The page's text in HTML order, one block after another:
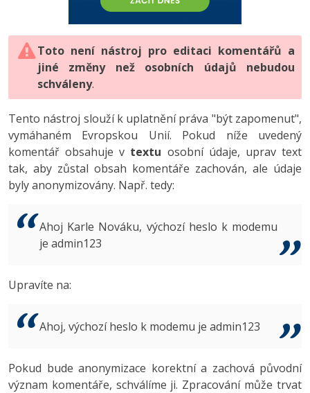
HTML5, CSS3, Bootstrap, SEO
SQL a databáze
Testování a verzování
UML a návrhové vzory
React
Spring
ASP.NET MVC
Best practices
PHP
JavaScript
Python
HTML / CSS
UML a návrhové vzory
MySQL/MariaDB
MS-SQL
Vývojář mobilních aplikací
C# Game developer
Tester
Systémový administrátor
3D grafik
Copywriter
WordPress specialista
-80%
JavaScript -80%
PHP -80%
Swift -80%
Kotlin -80%
VB.NET
Algoritmy -41%
Umělá inteligence (AI) -10%
Digitální gramotnost
Marketing
WordPress
SEO
UX
Business
Copywriting
Windows
-80%
Adobe Illustrator -80%
Adobe Lightroom
Adobe XD
Adobe InDesign -25%
Adobe After Effects
Inkscape
Fórum
Toto není nástroj pro editaci komentářů a
jiné změny než osobních údajů nebudou
schváleny.
Tento nástroj slouží k uplatnění práva "být zapomenut",
vymáhaném Evropskou Unií. Pokud níže uvedený
komentář obsahuje v textu osobní údaje, uprav text
tak, aby zůstal obsah komentáře zachován, ale údaje
byly anonymizovány. Např. tedy:
Ahoj Karle Nováku, výchozí heslo k modemu
je admin123
Upravíte na:
Ahoj, výchozí heslo k modemu je admin123
Pokud bude anonymizace korektní a zachová původní
význam komentáře, schválíme ji. Zpracování může trvat